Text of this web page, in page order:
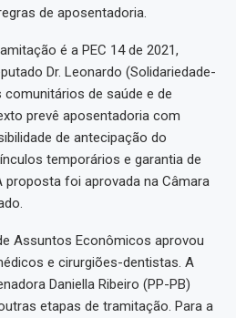
de aposentadoria.
é a PEC 14 de 2021,
Dr. Leonardo (Solidariedade-
de saúde e de
prevê aposentadoria com
de antecipação do
temporários e garantia de
proposta foi aprovada na Câmara
Assuntos Econômicos aprovou
e cirurgiões-dentistas. A
Daniella Ribeiro (PP-PB)
etapas de tramitação. Para a